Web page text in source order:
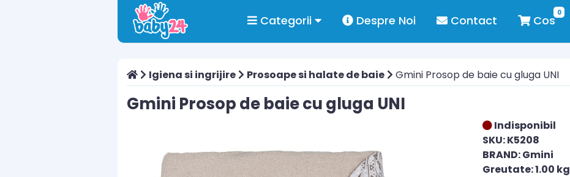
Categorii Despre Noi Contact
0
Cos
Igiena si ingrijire Prosoape si halate de baie Gmini Prosop de baie cu gluga UNI
Gmini Prosop de baie cu gluga UNI
Indisponibil
SKU: K5208
BRAND: Gmini
Greutate: 1.00 kg